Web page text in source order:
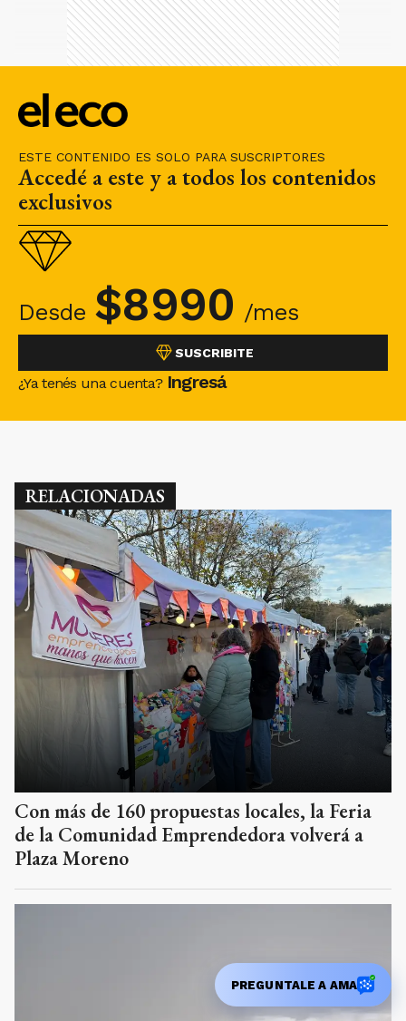
ESTE CONTENIDO ES SOLO PARA SUSCRIPTORES
Accedé a este y a todos los contenidos
exclusivos
Desde $8990 /mes
SUSCRIBITE
¿Ya tenés una cuenta? Ingresá
RELACIONADAS
Con más de 160 propuestas locales, la Feria
de la Comunidad Emprendedora volverá a
Plaza Moreno
PREGUNTALE A AMA